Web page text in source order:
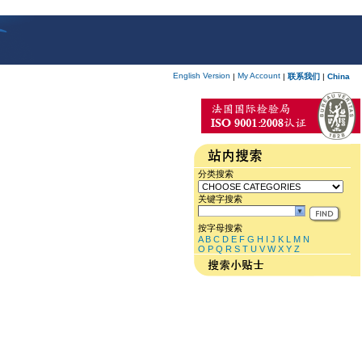
English Version | My Account | 联系我们 | China
分类搜索
关键字搜索
按字母搜索
A B C D E F G H I J K L M N
O P Q R S T U V W X Y Z